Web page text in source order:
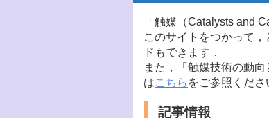
「触媒（Catalysts and
このサイトをつかって
ドもできます．
また，「触媒技術の動
はこちら をご参照くださ
記事情報